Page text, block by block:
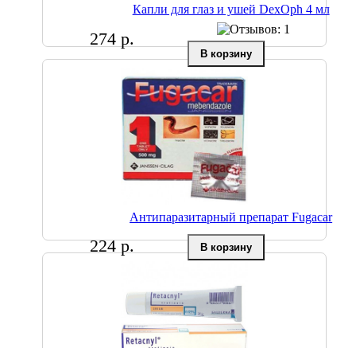
Капли для глаз и ушей DexOph 4 мл
274 р.
Антипаразитарный препарат Fugacar
224 р.